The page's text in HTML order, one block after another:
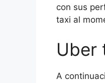
con sus
taxi al
Uber
A